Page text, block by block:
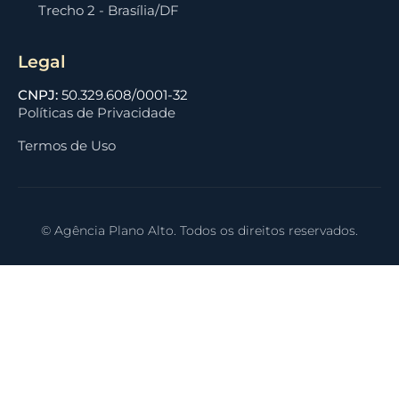
Trecho 2 - Brasília/DF
Legal
CNPJ: 50.329.608/0001-32
Políticas de Privacidade
Termos de Uso
© Agência Plano Alto. Todos os direitos reservados.